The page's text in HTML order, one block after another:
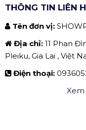
THÔNG TIN LIÊN
Tên đơn vị:
Địa chỉ: 11 Phan
Pleiku, Gia Lai , Việt
Điện thoại: